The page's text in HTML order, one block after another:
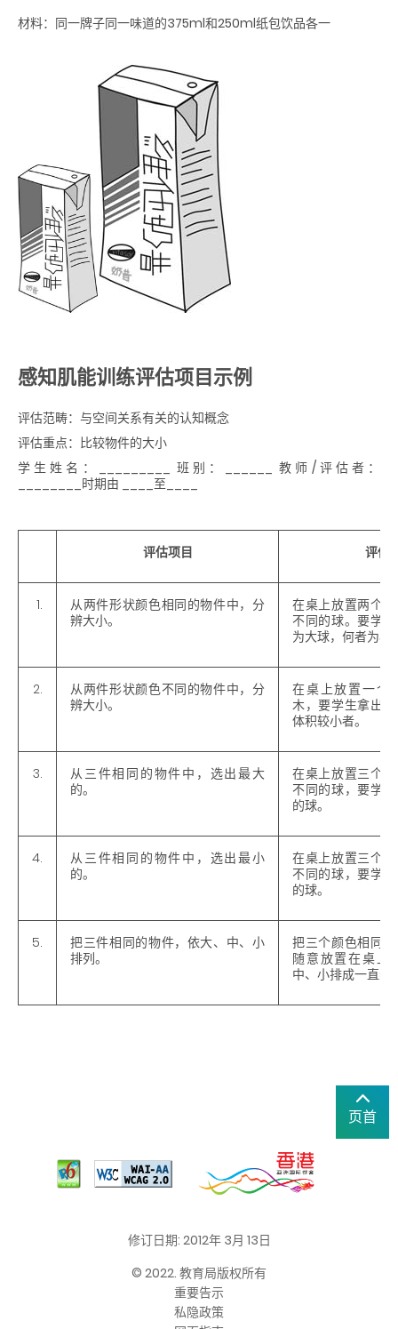
材料： 同一牌子同一味道的375ml和250ml纸包饮品各一
感知肌能训练评估项目示例
评估范畴：与空间关系有关的认知概念
评估重点：比较物件的大小
学生姓名：_________ 班别：______ 教师/评估者：
________时期由 ____至____
评估项目 评估
1.
从两件形状颜色相同的物件中，分
辨大小。
在桌上放置两个
不同的球。要学
为大球，何者为小
2.
从两件形状颜色不同的物件中，分
辨大小。
在桌上放置一个
木，要学生拿出
体积较小者。
3.
从三件相同的物件中，选出最大
的。
在桌上放置三个
不同的球，要学
的球。
4.
从三件相同的物件中，选出最小
的。
在桌上放置三个
不同的球，要学
的球。
5.
把三件相同的物件，依大、中、小
排列。
把三个颜色相同
随意放置在桌上
中、小排成一直线
页首
修订日期: 2012年 3月 13日
© 2022. 教育局版权所有
重要告示
私隐政策